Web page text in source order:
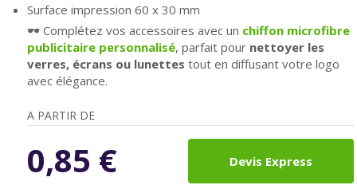
Surface impression 60 x 30 mm
🕶️ Complétez vos accessoires avec un chiffon microfibre
publicitaire personnalisé, parfait pour nettoyer les
verres, écrans ou lunettes tout en diffusant votre logo
avec élégance.
A PARTIR DE
0,85 € Devis Express